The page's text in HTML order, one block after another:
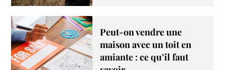
Peut-on vendre une
maison avec un toit en
amiante : ce qu’il faut